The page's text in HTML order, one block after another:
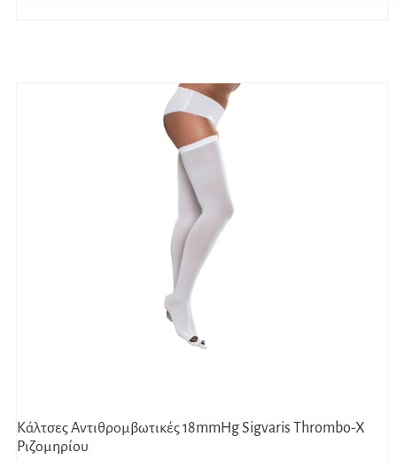
Κάλτσες Αντιθρομβωτικές 18mmHg Sigvaris Thrombo-X
Ριζομηρίου